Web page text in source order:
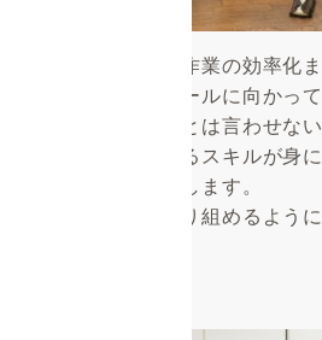
家事の基礎から、作業の効率化ま
お客様の目指すゴールに向かっ
もう「お手伝い」とは言わせない
主体的に取り組めるスキルが身
徹底サポートいたします。
無意識に家事に取り組めるよう